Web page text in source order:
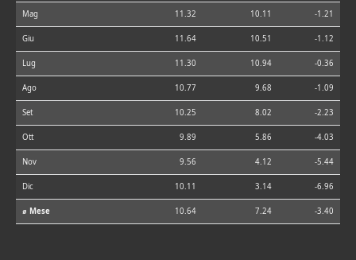
Mag 11.32 10.11 -1.21
Giu 11.64 10.51 -1.12
Lug 11.30 10.94 -0.36
Ago 10.77 9.68 -1.09
Set 10.25 8.02 -2.23
Ott 9.89 5.86 -4.03
Nov 9.56 4.12 -5.44
Dic 10.11 3.14 -6.96
⌀ Mese 10.64 7.24 -3.40